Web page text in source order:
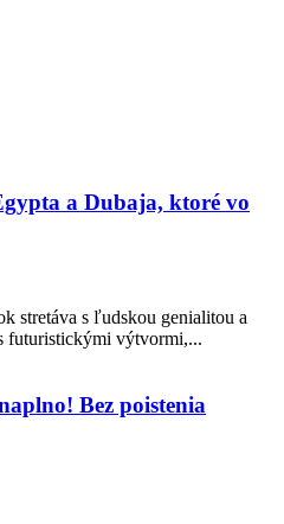
a Dubaja, ktoré vo
stretáva s ľudskou genialitou a
futuristickými výtvormi,...
Bez poistenia